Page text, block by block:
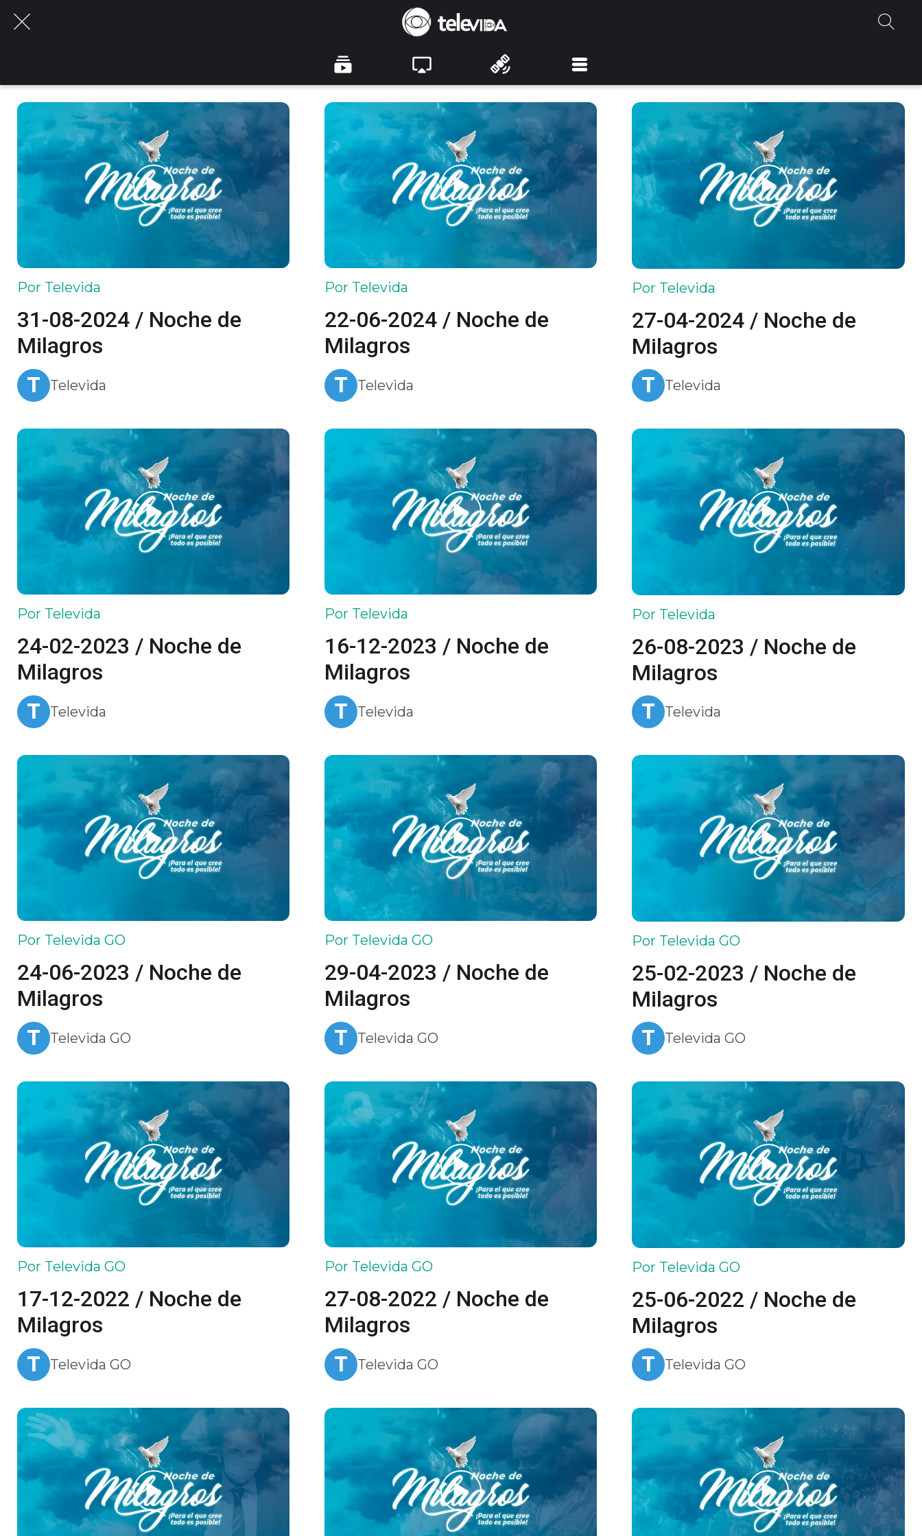
Por Televida
31-08-2024 / Noche de
Milagros
T Televida
Por Televida
22-06-2024 / Noche de
Milagros
T Televida
Por Televida
27-04-2024 / Noche de
Milagros
T Televida
Por Televida
24-02-2023 / Noche de
Milagros
T Televida
Por Televida
16-12-2023 / Noche de
Milagros
T Televida
Por Televida
26-08-2023 / Noche de
Milagros
T Televida
Por Televida GO
24-06-2023 / Noche de
Milagros
T Televida GO
Por Televida GO
29-04-2023 / Noche de
Milagros
T Televida GO
Por Televida GO
25-02-2023 / Noche de
Milagros
T Televida GO
Por Televida GO
17-12-2022 / Noche de
Milagros
T Televida GO
Por Televida GO
27-08-2022 / Noche de
Milagros
T Televida GO
Por Televida GO
25-06-2022 / Noche de
Milagros
T Televida GO